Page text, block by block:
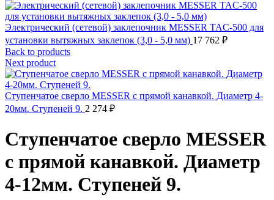
Электрический (сетевой) заклепочник MESSER TAC-500 для
установки вытяжных заклепок (3,0 - 5,0 мм) 17 762 ₽
Back to products
Next product
Ступенчатое сверло MESSER с прямой канавкой. Диаметр 4-
20мм. Ступеней 9. 2 274 ₽
Ступенчатое сверло MESSER
с прямой канавкой. Диаметр
4-12мм. Ступеней 9.